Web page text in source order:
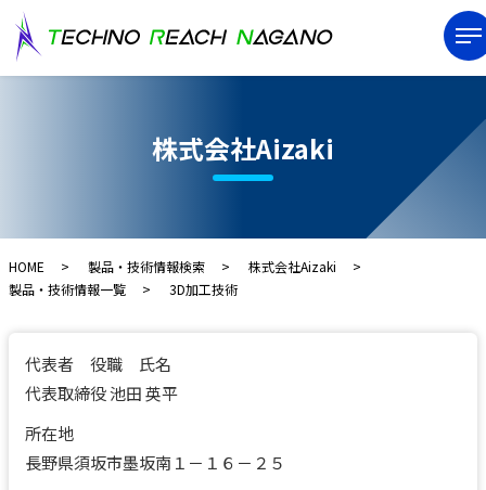
株式会社Aizaki
HOME 製品・技術情報検索
株式会社Aizaki
製品・技術情報一覧
3D加工技術
代表者 役職 氏名
代表取締役 池田 英平
所在地
長野県須坂市墨坂南１－１６－２５